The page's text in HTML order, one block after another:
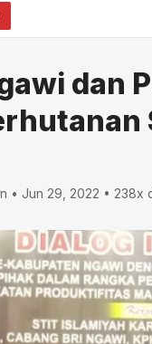
dan
• Jun 29, 2022 • 238x